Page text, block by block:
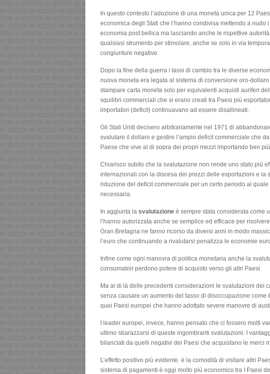
In questo contesto l’adozione di una moneta unica per 12
economica degli Stati che l’hanno condivisa mettendo a nudo
economia post bellica ma lasciando anche le rispettive
qualsiasi strumento per stimolare, anche se solo in via
congiunture negative.
Dopo la fine della guerra i tassi di cambio tra le diverse
nuova moneta era legata al sistema di conversione oro-
stampare carta moneta solo per equivalenti acquisti auriferi
squilibri commerciali che si erano creati tra Paesi più
importatori (deficit) continuavano ad essere disallineati.
Gli Stati Uniti decisero arbitrariamente nel 1971 di
svalutare il dollaro e gestire l’ampio deficit commerciale che
Paese che vive al di sopra dei propri mezzi importando ben
Chiarisco subito che la svalutazione non rende uno stato più
internazionali con la discesa dei prezzi delle esportazioni e la
riduzione del deficit commerciale per un certo periodo al
necessaria.
In aggiunta la svalutazione è sempre stata considerata come
l’hanno autorizzata anche se semplice ed efficace per
Gran Bretagna ne fanno ricorso da diversi anni in modo
l’euro che continuando a rivalutarsi penalizza le economie
Infine come ogni manovra di politica monetaria anche la
consumatori perdono potere di acquisto verso gli altri Paesi.
Ma al di là delle precedenti considerazioni le svalutazioni dei
senza causare un aumento del tasso di disoccupazione come
quei Paesi europei che hanno adottato severe manovre di
I leader europei, invece, hanno pensato che ci fossero molti
ultimo sbarazzarsi di queste ingombranti svalutazioni. I
bilanciati da quelli negativi dei Paesi che acquistano le merci
L’effetto positivo più evidente è la comodità di visitare altri
sistema di pagamenti è oggi molto più economico tra I Paesi